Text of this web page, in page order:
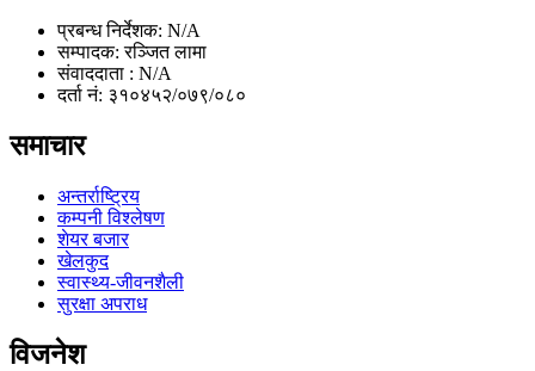
प्रबन्ध निर्देशक: N/A
सम्पादक: रञ्जित लामा
संवाददाता : N/A
दर्ता नं: ३१०४५२/०७९/०८०
समाचार
अन्तर्राष्ट्रिय
कम्पनी विश्लेषण
शेयर बजार
खेलकुद
स्वास्थ्य-जीवनशैली
सुरक्षा अपराध
विजनेश